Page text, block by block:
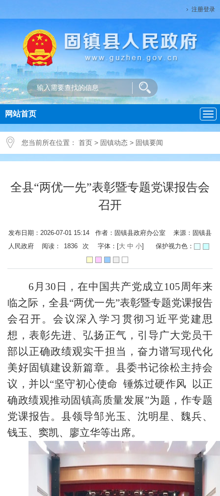
注册登录
导
航
网站首页
您当前所在位置： 首页 > 固镇动态 > 固镇要闻
全县“两优一先”表彰暨专题党课报告会
召开
发布日期：2026-07-01 15:14 作者：固镇县政府办公室 来源：固镇县
人民政府 阅读：
1836 次 字体：[大 中 小] 保护视力色：
6月30日，在中国共产党成立105周年来
临之际，全县“两优一先”表彰暨专题党课报告
会召开。会议深入学习贯彻习近平党建思
想，表彰先进、弘扬正气，引导广大党员干
部以正确政绩观实干担当，奋力谱写现代化
美好固镇建设新篇章。县委书记徐松主持会
议，并以“坚守初心使命 锤炼过硬作风 以正
确政绩观推动固镇高质量发展”为题，作专题
党课报告。县领导邹光玉、沈明星、魏兵、
钱玉、窦凯、廖立华等出席。